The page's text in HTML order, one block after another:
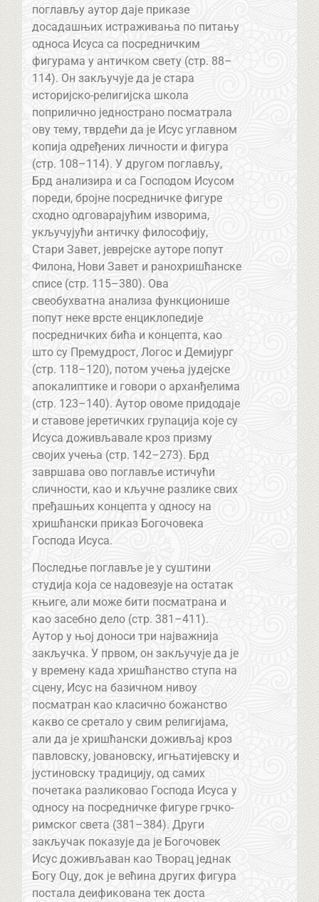
поглављу аутор даје приказе
досадашњих истраживања по питању
односа Исуса са посредничким
фигурама у античком свету (стр. 88–
114). Он закључује да је стара
историјско-религијска школа
поприлично једнострано посматрала
ову тему, тврдећи да је Исус углавном
копија одређених личности и фигура
(стр. 108–114). У другом поглављу,
Брд анализира и са Господом Исусом
пореди, бројне посредничке фигуре
сходно одговарајућим изворима,
укључујући античку философију,
Стари Завет, јеврејске ауторе попут
Филона, Нови Завет и ранохришћанске
списе (стр. 115–380). Ова
свеобухватна анализа функционише
попут неке врсте енциклопедије
посредничких бића и концепта, као
што су Премудрост, Логос и Демијург
(стр. 118–120), потом учења јудејске
апокалиптике и говори о арханђелима
(стр. 123–140). Аутор овоме придодаје
и ставове јеретичких групација које су
Исуса доживљавале кроз призму
својих учења (стр. 142–273). Брд
завршава ово поглавље истичући
сличности, као и кључне разлике свих
пређашњих концепта у односу на
хришћански приказ Богочовека
Господа Исуса.
Последње поглавље је у суштини
студија која се надовезује на остатак
књиге, али може бити посматрана и
као засебно дело (стр. 381–411).
Аутор у њој доноси три најважнија
закључка. У првом, он закључује да је
у времену када хришћанство ступа на
сцену, Исус на базичном нивоу
посматран као класично божанство
какво се сретало у свим религијама,
али да је хришћански доживљај кроз
павловску, јовановску, игњатијевску и
јустиновску традицију, од самих
почетака разликовао Господа Исуса у
односу на посредничке фигуре грчко-
римског света (381–384). Други
закључак показује да је Богочовек
Исус доживљаван као Творац једнак
Богу Оцу, док је већина других фигура
постала деификована тек доста